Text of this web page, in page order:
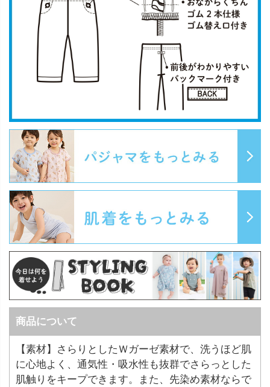
商品について
【素材】さらりとしたＷガーゼ素材で、洗うほど肌
に心地よく、通気性・吸水性も抜群でさらっとした
肌触りをキープできます。また、先染め素材ならで